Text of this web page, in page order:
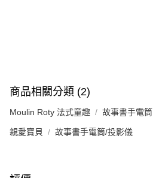
商品相關分類 (2)
Moulin Roty 法式童趣 故事書手電筒
親愛寶貝 故事書手電筒/投影儀